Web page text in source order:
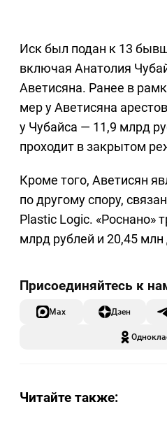
Иск был подан к 13
включая Анатолия
Аветисяна. Ранее в
мер у Аветисяна
у Чубайса — 11,9 млрд
проходит в закрытом
Кроме того, Аветисян
по другому спору,
Plastic Logic. «Роснано»
млрд рублей и 20,45 млн
Max Дзен
Читайте также: